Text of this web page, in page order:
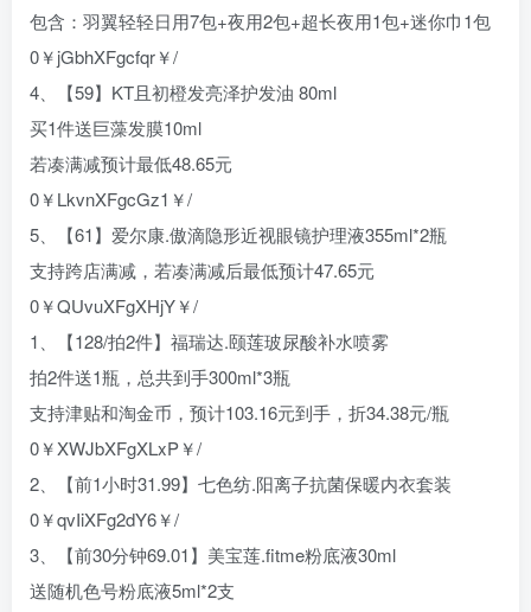
包含：羽翼轻轻日用7包+夜用2包+超长夜用1包+迷你巾1包
0￥jGbhXFgcfqr￥/
4、【59】KT且初橙发亮泽护发油 80ml
买1件送巨藻发膜10ml
若凑满减预计最低48.65元
0￥LkvnXFgcGz1￥/
5、【61】爱尔康.傲滴隐形近视眼镜护理液355ml*2瓶
支持跨店满减，若凑满减后最低预计47.65元
0￥QUvuXFgXHjY￥/
1、【128/拍2件】福瑞达.颐莲玻尿酸补水喷雾
拍2件送1瓶，总共到手300ml*3瓶
支持津贴和淘金币，预计103.16元到手，折34.38元/瓶
0￥XWJbXFgXLxP￥/
2、【前1小时31.99】七色纺.阳离子抗菌保暖内衣套装
0￥qvIiXFg2dY6￥/
3、【前30分钟69.01】美宝莲.fitme粉底液30ml
送随机色号粉底液5ml*2支